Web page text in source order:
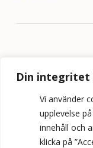
Din integritet
Vi använder
upplevelse
innehåll och
klicka på